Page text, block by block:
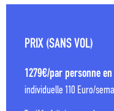
PRIX (SANS VOL)
1279€/par personne
individuelle 110 Euro/